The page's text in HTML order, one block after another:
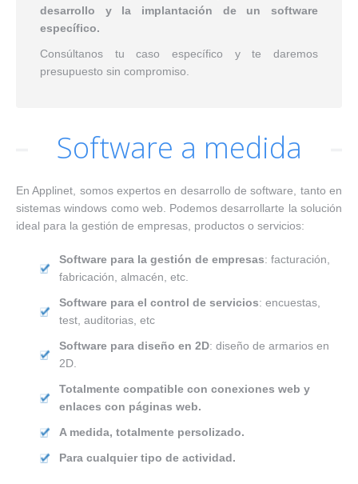
desarrollo y la implantación de un software
específico.
Consúltanos
tu caso específico y te daremos
presupuesto sin compromiso.
Software a medida
En Applinet, somos expertos en desarrollo de software, tanto en
sistemas windows como web. Podemos desarrollarte la solución
ideal para la gestión de empresas, productos o servicios:
Software para la gestión de empresas: facturación,
fabricación, almacén, etc.
Software para el control de servicios: encuestas,
test, auditorias, etc
Software para diseño en 2D: diseño de armarios en
2D.
Totalmente compatible con conexiones web y
enlaces con páginas web.
A medida, totalmente persolizado.
Para cualquier tipo de actividad.